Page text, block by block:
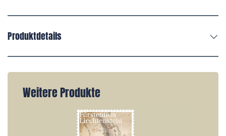
Produktdetails
Weitere Produkte